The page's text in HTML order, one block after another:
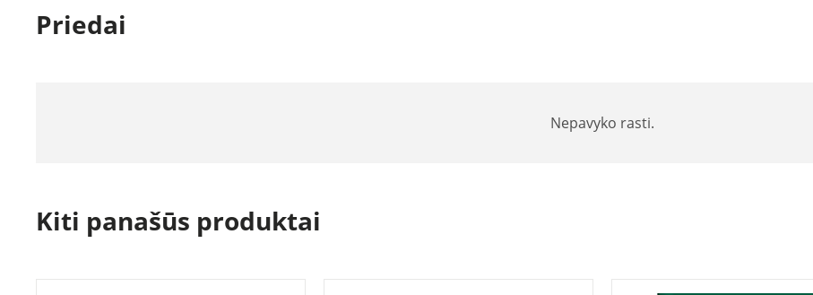
Priedai
Nepavyko rasti.
Kiti panašūs produktai